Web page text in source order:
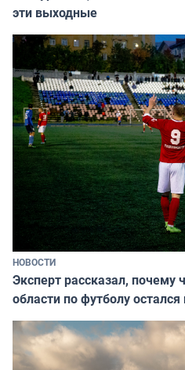
эти выходные
НОВОСТИ
Эксперт рассказал,
области по футболу